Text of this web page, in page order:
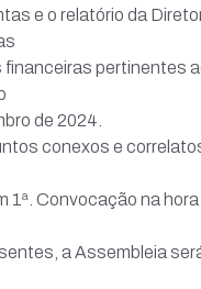
e o relatório da
pertinentes
de 2024.
conexos e
1ª. Convocação na
a Assembleia